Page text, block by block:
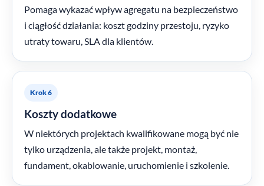
Pomaga wykazać wpływ agregatu na bezpieczeństwo
i ciągłość działania: koszt godziny przestoju, ryzyko
utraty towaru, SLA dla klientów.
Krok 6
Koszty dodatkowe
W niektórych projektach kwalifikowane mogą być nie
tylko urządzenia, ale także projekt, montaż,
fundament, okablowanie, uruchomienie i szkolenie.